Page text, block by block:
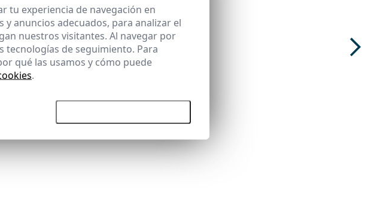
tu experiencia de navegación en
anuncios adecuados, para analizar el
nuestros visitantes. Al navegar por
tecnologías de seguimiento. Para
qué las usamos y cómo puede
.